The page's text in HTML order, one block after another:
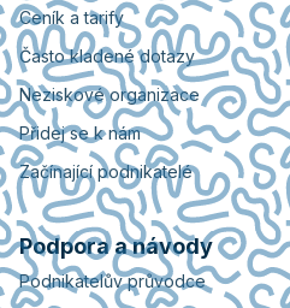
Ceník a tarify
Často kladené dotazy
Neziskové organizace
Přidej se k nám
Začínající podnikatelé
Podpora a návody
Podnikatelův průvodce